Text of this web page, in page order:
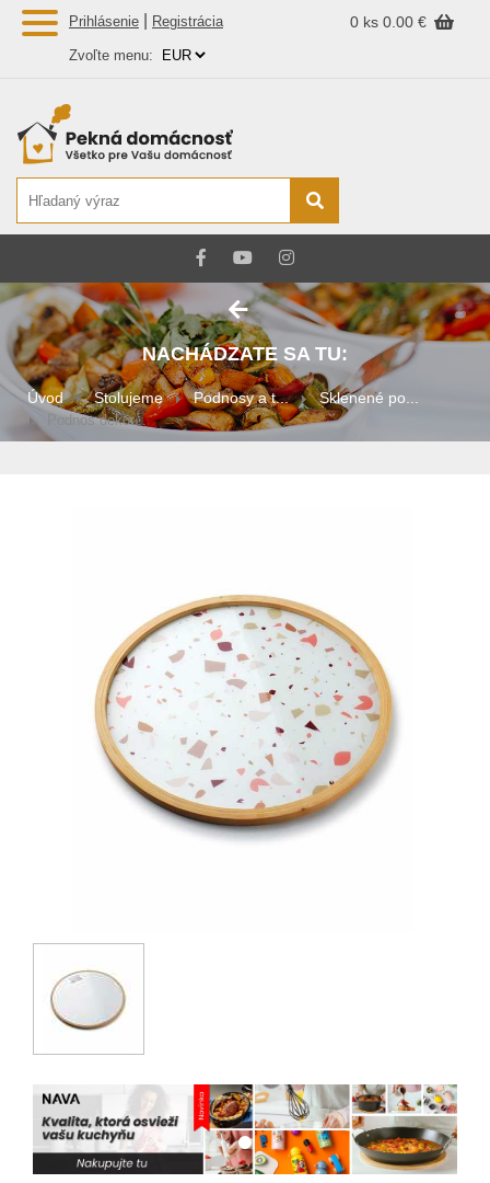
Prihlásenie Registrácia 0 ks 0.00 €
Zvoľte menu:
NACHÁDZATE SA TU:
Úvod Stolujeme Podnosy a t... Sklenené po...
Podnos dekor...